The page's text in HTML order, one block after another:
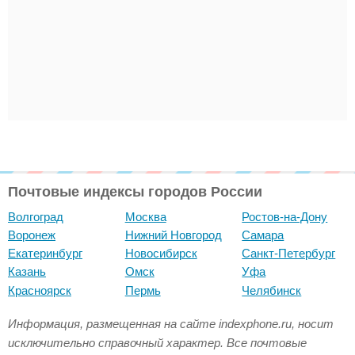
Почтовые индексы городов России
Волгоград
Воронеж
Екатеринбург
Казань
Красноярск
Москва
Нижний Новгород
Новосибирск
Омск
Пермь
Ростов-на-Дону
Самара
Санкт-Петербург
Уфа
Челябинск
Информация, размещенная на сайте indexphone.ru, носит
исключительно справочный характер. Все почтовые